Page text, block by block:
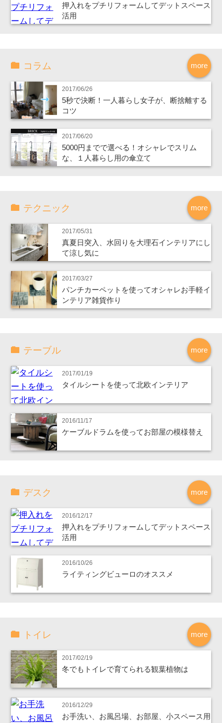
押入れをプチリフォームしてデットスペース
活用
more
コラム
2017/06/26
5秒で決断！一人暮らし女子が、断捨離する
コツ
2017/06/20
5000円までで選べる！オシャレでスリム
な、１人暮らし用の傘立て
more
テクニック
2017/05/31
真夏日突入、水回りを大理石インテリアにし
て涼し気に
2017/03/27
パンチカーペットを使ってオシャレお手軽イ
ンテリア雑貨作り
more
テーブル
2017/01/19
タイルシートを使って北欧インテリア
2016/11/17
ケーブルドラムを使ってお部屋の模様替え
more
デスク
2016/12/17
押入れをプチリフォームしてデットスペース
活用
2016/10/26
ライティングビューロのオススメ
more
トイレ
2017/02/19
冬でもトイレで育てられる観葉植物は
2016/12/29
お手洗い、お風呂場、お部屋、小スペース用